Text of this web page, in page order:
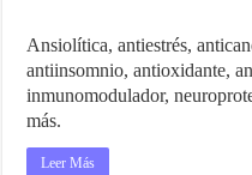
Ansiolítica, antiestrés,
antiinsomnio, antioxidante,
inmunomodulador,
más.
Leer Más